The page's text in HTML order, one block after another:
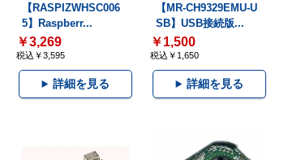
【RASPIZWHSC006
5】Raspberr...
￥3,269
税込￥3,595
詳細を見る
【MR-CH9329EMU-U
SB】USB接続版...
￥1,500
税込￥1,650
詳細を見る